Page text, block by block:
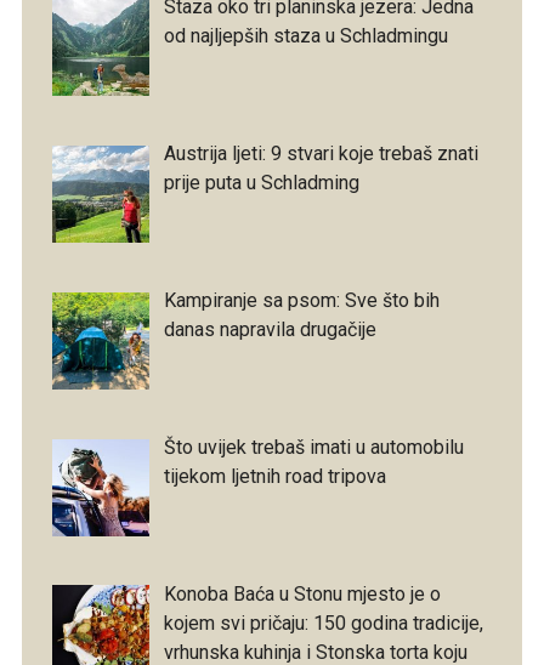
Staza oko tri planinska jezera: Jedna
od najljepših staza u Schladmingu
Austrija ljeti: 9 stvari koje trebaš znati
prije puta u Schladming
Kampiranje sa psom: Sve što bih
danas napravila drugačije
Što uvijek trebaš imati u automobilu
tijekom ljetnih road tripova
Konoba Baća u Stonu mjesto je o
kojem svi pričaju: 150 godina tradicije,
vrhunska kuhinja i Stonska torta koju